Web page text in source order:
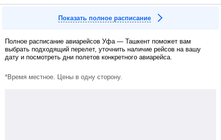
Показать полное расписание
Полное расписание авиарейсов Уфа — Ташкент поможет вам
выбрать подходящий перелет, уточнить наличие рейсов на вашу
дату и посмотреть дни полетов конкретного авиарейса.
*Время местное. Цены в одну сторону.